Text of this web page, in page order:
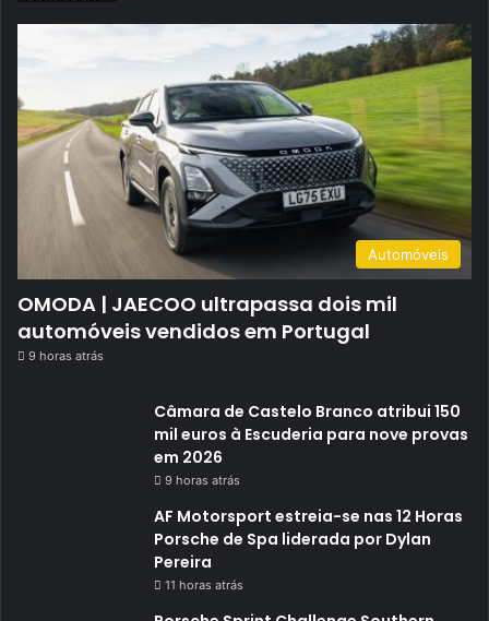
Automóveis
OMODA | JAECOO ultrapassa dois mil
automóveis vendidos em Portugal
9 horas atrás
Câmara de Castelo Branco atribui 150
mil euros à Escuderia para nove provas
em 2026
9 horas atrás
AF Motorsport estreia-se nas 12 Horas
Porsche de Spa liderada por Dylan
Pereira
11 horas atrás